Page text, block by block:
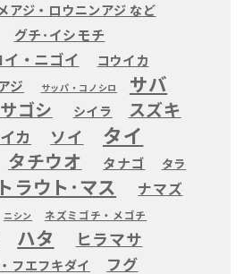
アジ・ロウニンアジ など
グチ･イシモチ
イ・ニゴイ コウイカ
ジ サッパ・コノシロ サバ
ゴシ シイラ スズキ
カ ソイ タイ
タチウオ タナゴ
タラ
トラウト･マス ナマズ
ニシン ネズミゴチ・メゴチ
ハタ ヒラマサ
フエフキダイ フグ